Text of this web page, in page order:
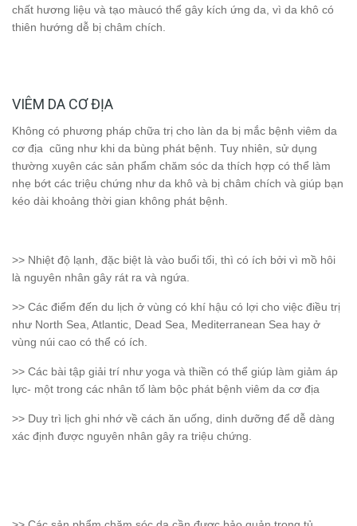
chất hương liệu và tạo màucó thể gây kích ứng da, vì da khô có
thiên hướng dễ bị châm chích.
VIÊM DA CƠ ĐỊA
Không có phương pháp chữa trị cho làn da bị mắc bệnh viêm da
cơ địa cũng như khi da bùng phát bệnh. Tuy nhiên, sử dụng
thường xuyên các sản phẩm chăm sóc da thích hợp có thể làm
nhẹ bớt các triệu chứng như da khô và bị châm chích và giúp bạn
kéo dài khoảng thời gian không phát bệnh.
>> Nhiệt độ lạnh, đặc biệt là vào buổi tối, thì có ích bởi vì mồ hôi
là nguyên nhân gây rát ra và ngứa.
>> Các điểm đến du lịch ở vùng có khí hậu có lợi cho việc điều trị
như North Sea, Atlantic, Dead Sea, Mediterranean Sea hay ở
vùng núi cao có thể có ích.
>> Các bài tập giải trí như yoga và thiền có thể giúp làm giảm áp
lực- một trong các nhân tố làm bộc phát bệnh viêm da cơ địa
>> Duy trì lịch ghi nhớ về cách ăn uống, dinh dưỡng để dễ dàng
xác định được nguyên nhân gây ra triệu chứng.